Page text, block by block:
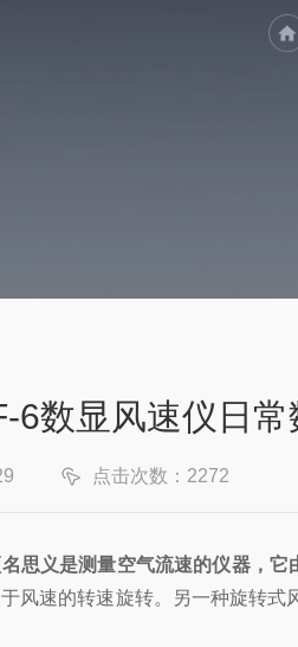
6数显风速仪日
点击次数：2272
思义是测量空气流速的仪器，
风速的转速旋转。另一种旋转